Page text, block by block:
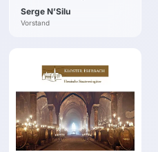
Serge N’Silu
Vorstand
KLOSTER EBERBACH
Dieter Greiner
ZIELE
Zukunftsstrategie-
Entwicklung in 4
Schritten.